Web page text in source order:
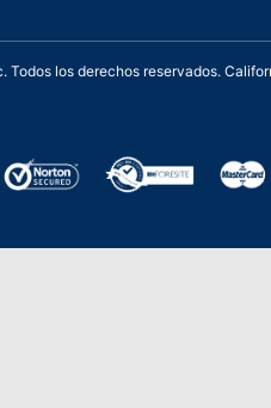
los derechos reservados.